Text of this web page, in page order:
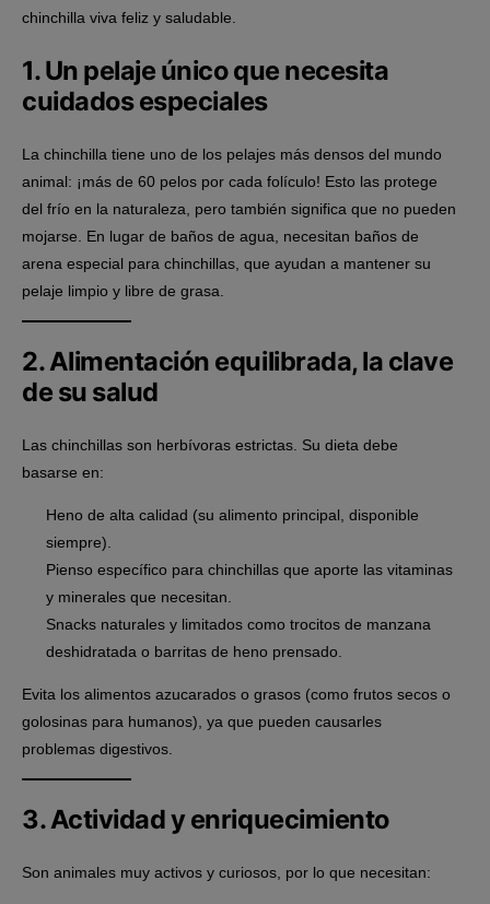
chinchilla viva feliz y saludable.
1. Un pelaje único que necesita
cuidados especiales
La chinchilla tiene uno de los pelajes más densos del mundo
animal: ¡más de 60 pelos por cada folículo! Esto las protege
del frío en la naturaleza, pero también significa que no pueden
mojarse . En lugar de baños de agua, necesitan baños de
arena especial para chinchillas , que ayudan a mantener su
pelaje limpio y libre de grasa.
2. Alimentación equilibrada, la clave
de su salud
Las chinchillas son herbívoras estrictas . Su dieta debe
basarse en:
Heno de alta calidad (su alimento principal, disponible
siempre).
Pienso específico para chinchillas que aporte las vitaminas
y minerales que necesitan.
Snacks naturales y limitados como trocitos de manzana
deshidratada o barritas de heno prensado.
Evita los alimentos azucarados o grasos (como frutos secos o
golosinas para humanos), ya que pueden causarles
problemas digestivos.
3. Actividad y enriquecimiento
Son animales muy activos y curiosos, por lo que necesitan: